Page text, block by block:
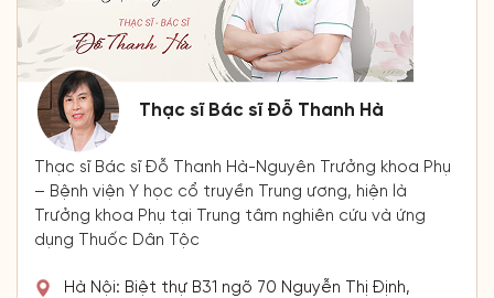
Thạc sĩ Bác sĩ Đỗ Thanh Hà
Thạc sĩ Bác sĩ Đỗ Thanh Hà-Nguyên Trưởng khoa Phụ
– Bệnh viện Y học cổ truyền Trung ương, hiện là
Trưởng khoa Phụ tại Trung tâm nghiên cứu và ứng
dụng Thuốc Dân Tộc
Hà Nội: Biệt thự B31 ngõ 70 Nguyễn Thị Định,